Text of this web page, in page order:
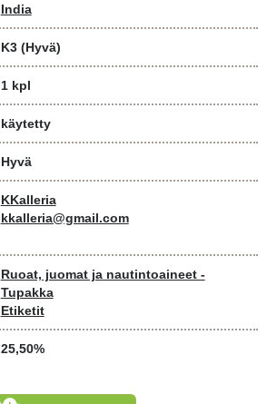
India
K3 (Hyvä)
1 kpl
käytetty
Hyvä
KKalleria
kkalleria@gmail.com
Ruoat, juomat ja nautintoaineet -
Tupakka
Etiketit
25,50%